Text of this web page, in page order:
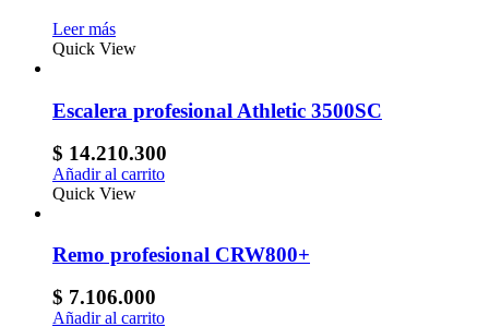
Leer más
Quick View
Escalera profesional Athletic 3500SC
$ 14.210.300
Añadir al carrito
Quick View
Remo profesional CRW800+
$ 7.106.000
Añadir al carrito